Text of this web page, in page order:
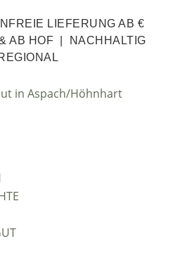
LIEFERUNG AB €
AB HOF | NACHHALTIG